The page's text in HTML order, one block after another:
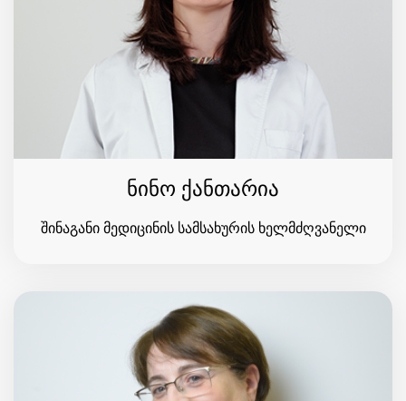
ნინო ქანთარია
შინაგანი მედიცინის სამსახურის ხელმძღვანელი